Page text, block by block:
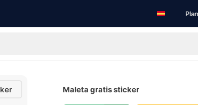
Maleta gratis sticker